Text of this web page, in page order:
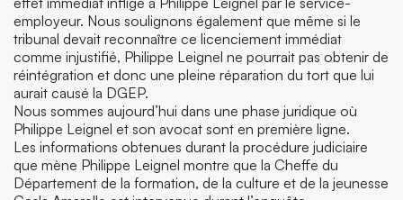
employeur. Nous soulignons également que même si le
tribunal devait reconnaître ce licenciement immédiat
comme injustifié, Philippe Leignel ne pourrait pas obtenir de
réintégration et donc une pleine réparation du tort que lui
aurait causé la DGEP.
Nous sommes aujourd’hui dans une phase juridique où
Philippe Leignel et son avocat sont en première ligne.
Les informations obtenues durant la procédure judiciaire
que mène Philippe Leignel montre que la Cheffe du
Département de la formation, de la culture et de la jeunesse